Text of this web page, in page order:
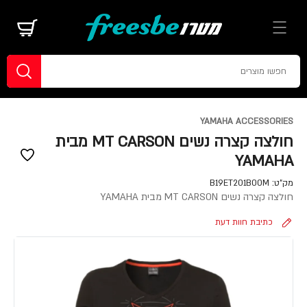
YAMAHA ACCESSORIES
חולצה קצרה נשים MT CARSON מבית
YAMAHA
מק"ט: B19ET201B00M
חולצה קצרה נשים MT CARSON מבית YAMAHA
כתיבת חוות דעת